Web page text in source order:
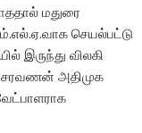
மதுரை
செயல்பட்டு
இருந்து விலகி
அதிமுக